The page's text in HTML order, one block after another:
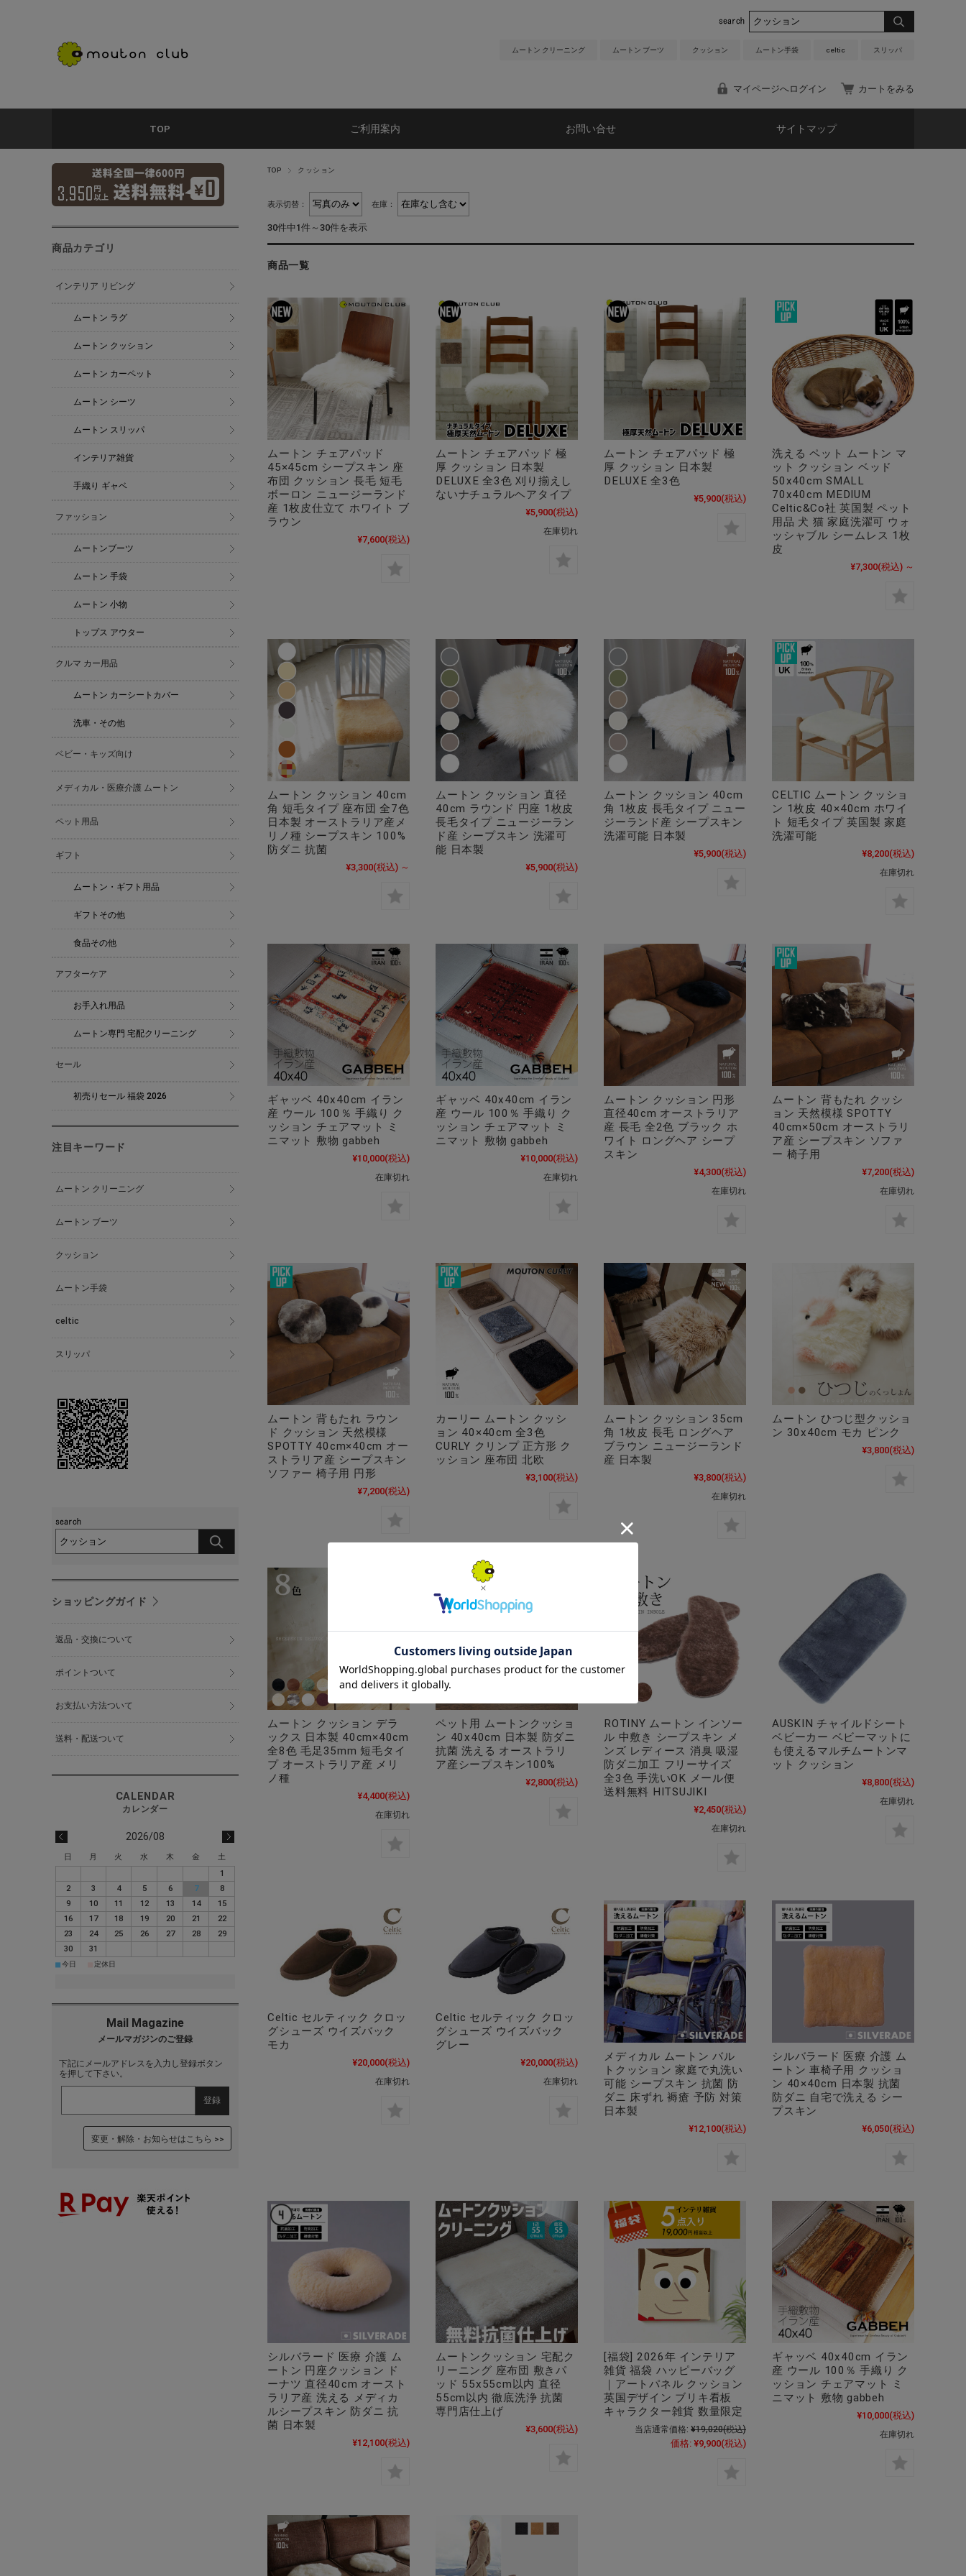
ムートン クリーニング ムートン ブーツ クッション ムートン手袋 celtic スリッパ
マイページへログイン カートをみる
TOP ご利用案内 お問い合せ サイトマップ
TOP クッション
表示切替： 在庫：
30件中1件～30件を表示
商品一覧
ムートン チェアパッド
45×45cm シープスキン 座
布団 クッション 長毛 短毛
ボーロン ニュージーランド
産 1枚皮仕立て ホワイト ブ
ラウン
¥7,600(税込)
ムートン チェアパッド 極
厚 クッション 日本製
DELUXE 全3色 刈り揃えし
ないナチュラルヘアタイプ
¥5,900(税込)
在庫切れ
ムートン チェアパッド 極
厚 クッション 日本製
DELUXE 全3色
¥5,900(税込)
洗える ペット ムートン マ
ット クッション ベッド
50x40cm SMALL
70x40cm MEDIUM
Celtic&Co社 英国製 ペット
用品 犬 猫 家庭洗濯可 ウォ
ッシャブル シームレス 1枚
皮
¥7,300(税込) ～
ムートン クッション 40cm
角 短毛タイプ 座布団 全7色
日本製 オーストラリア産メ
リノ種 シープスキン 100%
防ダニ 抗菌
¥3,300(税込) ～
ムートン クッション 直径
40cm ラウンド 円座 1枚皮
長毛タイプ ニュージーラン
ド産 シープスキン 洗濯可
能 日本製
¥5,900(税込)
ムートン クッション 40cm
角 1枚皮 長毛タイプ ニュー
ジーランド産 シープスキン
洗濯可能 日本製
¥5,900(税込)
CELTIC ムートン クッショ
ン 1枚皮 40×40cm ホワイ
ト 短毛タイプ 英国製 家庭
洗濯可能
¥8,200(税込)
在庫切れ
ギャッベ 40x40cm イラン
産 ウール 100％ 手織り ク
ッション チェアマット ミ
ニマット 敷物 gabbeh
¥10,000(税込)
在庫切れ
ギャッベ 40x40cm イラン
産 ウール 100％ 手織り ク
ッション チェアマット ミ
ニマット 敷物 gabbeh
¥10,000(税込)
在庫切れ
ムートン クッション 円形
直径40cm オーストラリア
産 長毛 全2色 ブラック ホ
ワイト ロングヘア シープ
スキン
¥4,300(税込)
在庫切れ
ムートン 背もたれ クッシ
ョン 天然模様 SPOTTY
40cm×50cm オーストラリ
ア産 シープスキン ソファ
ー 椅子用
¥7,200(税込)
在庫切れ
ムートン 背もたれ ラウン
ド クッション 天然模様
SPOTTY 40cm×40cm オー
ストラリア産 シープスキン
ソファー 椅子用 円形
¥7,200(税込)
カーリー ムートン クッシ
ョン 40×40cm 全3色
CURLY クリンプ 正方形 ク
ッション 座布団 北欧
¥3,100(税込)
ムートン クッション 35cm
角 1枚皮 長毛 ロングヘア
ブラウン ニュージーランド
産 日本製
¥3,800(税込)
在庫切れ
ムートン ひつじ型クッショ
ン 30x40cm モカ ピンク
¥3,800(税込)
ムートン クッション デラ
ックス 日本製 40cm×40cm
全8色 毛足35mm 短毛タイ
プ オーストラリア産 メリ
ノ種
¥4,400(税込)
在庫切れ
ペット用 ムートンクッショ
ン 40x40cm 日本製 防ダニ
抗菌 洗える オーストラリ
ア産シープスキン100%
¥2,800(税込)
ROTINY ムートン インソー
ル 中敷き シープスキン メ
ンズ レディース 消臭 吸湿
防ダニ加工 フリーサイズ
全3色 手洗いOK メール便
送料無料 HITSUJIKI
¥2,450(税込)
在庫切れ
AUSKIN チャイルドシート
ベビーカー ベビーマットに
も使えるマルチムートンマ
ット クッション
¥8,800(税込)
在庫切れ
Celtic セルティック クロッ
グシューズ ウイズバック
モカ
¥20,000(税込)
在庫切れ
Celtic セルティック クロッ
グシューズ ウイズバック
グレー
¥20,000(税込)
在庫切れ
メディカル ムートン バル
トクッション 家庭で丸洗い
可能 シープスキン 抗菌 防
ダニ 床ずれ 褥瘡 予防 対策
日本製
¥12,100(税込)
シルバラード 医療 介護 ム
ートン 車椅子用 クッショ
ン 40×40cm 日本製 抗菌
防ダニ 自宅で洗える シー
プスキン
¥6,050(税込)
シルバラード 医療 介護 ム
ートン 円座クッション ド
ーナツ 直径40cm オースト
ラリア産 洗える メディカ
ルシープスキン 防ダニ 抗
菌 日本製
¥12,100(税込)
ムートンクッション 宅配ク
リーニング 座布団 敷きパ
ッド 55x55cm以内 直径
55cm以内 徹底洗浄 抗菌
専門店仕上げ
¥3,600(税込)
[福袋] 2026年 インテリア
雑貨 福袋 ハッピーバッグ
｜アートパネル クッション
英国デザイン ブリキ看板
キャラクター雑貨 数量限定
当店通常価格: ¥19,020(税込)
価格: ¥9,900(税込)
ギャッベ 40x40cm イラン
産 ウール 100％ 手織り ク
ッション チェアマット ミ
ニマット 敷物 gabbeh
¥10,000(税込)
在庫切れ
商品カテゴリ
インテリア リビング
ムートン ラグ
ムートン クッション
ムートン カーペット
ムートン シーツ
ムートン スリッパ
インテリア雑貨
手織り ギャベ
ファッション
ムートンブーツ
ムートン 手袋
ムートン 小物
トップス アウター
クルマ カー用品
ムートン カーシートカバー
洗車・その他
ベビー・キッズ向け
メディカル・医療介護 ムートン
ペット用品
ギフト
ムートン・ギフト用品
ギフトその他
食品その他
アフターケア
お手入れ用品
ムートン専門 宅配クリーニング
セール
初売りセール 福袋 2026
注目キーワード
ムートン クリーニング
ムートン ブーツ
クッション
ムートン手袋
celtic
スリッパ
ショッピングガイド
返品・交換について
ポイントついて
お支払い方法ついて
送料・配送ついて
2026/08
日 月 火 水 木 金
土
1
2
3 4 5 6 7
8
9
10 11 12 13 14
15
16
17 18 19 20 21
22
23
24 25 26 27 28
29
30
31
■今日 定休日
下記にメールアドレスを入力し登録ボタン
を押して下さい。
変更・解除・お知らせはこちら